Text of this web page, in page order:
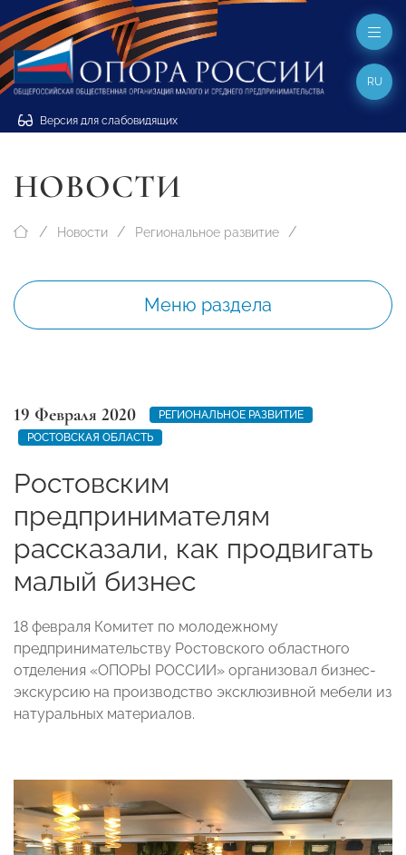
Версия для слабовидящих
RU
НОВОСТИ
Новости Региональное развитие
Меню раздела
19 Февраля 2020
РЕГИОНАЛЬНОЕ РАЗВИТИЕ
РОСТОВСКАЯ ОБЛАСТЬ
Ростовским
предпринимателям
рассказали, как продвигать
малый бизнес
18 февраля Комитет по молодежному
предпринимательству Ростовского областного
отделения «ОПОРЫ РОССИИ» организовал бизнес-
экскурсию на производство эксклюзивной мебели из
натуральных материалов.